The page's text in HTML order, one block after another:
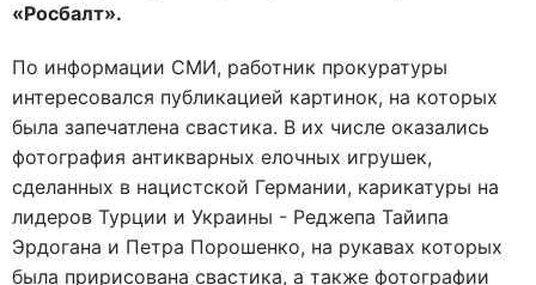
«Росбалт».
По информации СМИ, работник прокуратуры
интересовался публикацией картинок, на которых
была запечатлена свастика. В их числе оказались
фотография антикварных елочных игрушек,
сделанных в нацистской Германии, карикатуры на
лидеров Турции и Украины - Реджепа Тайипа
Эрдогана и Петра Порошенко, на рукавах которых
была пририсована свастика, а также фотографии